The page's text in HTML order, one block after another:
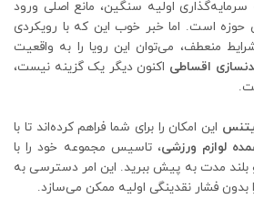
اولیه سنگین، مانع اصلی ورود
حوزه است. اما خبر خوب این که با رویکردی
منعطف، می‌توان این رویا را به واقعیت
اقساطی اکنون دیگر یک گزینه نیست،
این امکان را برای شما فراهم کرده‌اند تا با
لوازم ورزشی، تاسیس مجموعه خود را با
مدت به پیش ببرید. این امر دسترسی به
بدون فشار نقدینگی اولیه ممکن می‌سازد.